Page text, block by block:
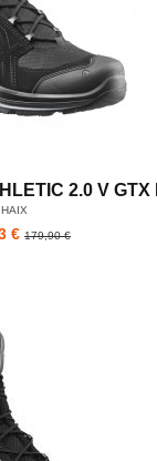
2.0 V GTX
HAIX
€ 179,90 €